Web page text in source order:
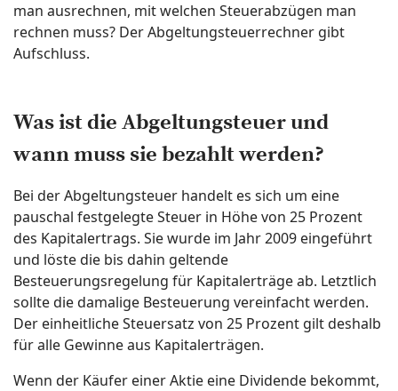
man ausrechnen, mit welchen Steuerabzügen man
rechnen muss? Der Abgeltungsteuerrechner gibt
Aufschluss.
Was ist die Abgeltungsteuer und
wann muss sie bezahlt werden?
Bei der Abgeltungsteuer handelt es sich um eine
pauschal festgelegte Steuer in Höhe von 25 Prozent
des Kapitalertrags. Sie wurde im Jahr 2009 eingeführt
und löste die bis dahin geltende
Besteuerungsregelung für Kapitalerträge ab. Letztlich
sollte die damalige Besteuerung vereinfacht werden.
Der einheitliche Steuersatz von 25 Prozent gilt deshalb
für alle Gewinne aus Kapitalerträgen.
Wenn der Käufer einer Aktie eine Dividende bekommt,